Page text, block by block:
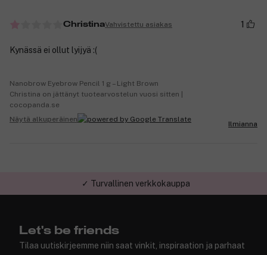
ChristinaVahvistettu asiakas 1
Kynässä ei ollut lyijyä :(
Nanobrow Eyebrow Pencil 1 g – Light Brown
Christina on jättänyt tuotearvostelun vuosi sitten |
cocopanda.se
Näytä alkuperäinen
Ilmianna
✓ Turvallinen verkkokauppa
Let's be friends
Tilaa uutiskirjeemme niin saat vinkit, inspiraation ja parhaat